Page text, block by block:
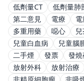
低劑量CT
低劑量肺
第二意見
電療
多重用藥
噁心
兒童白血病
兒童腦
二手煙
發票 發
放射外科
放射治療